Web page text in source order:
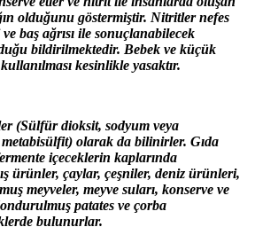
olduğunu göstermiştir. Nitritler nefes
baş ağrısı ile sonuçlanabilecek
bildirilmektedir. Bebek ve küçük
kesinlikle yasaktır.
(Sülfür dioksit, sodyum veya
olarak da bilinirler. Gıda
içeceklerin kaplarında
ürünler, çaylar, çeşniler, deniz ürünleri,
meyveler, meyve suları, konserve ve
patates ve çorba
bulunurlar.